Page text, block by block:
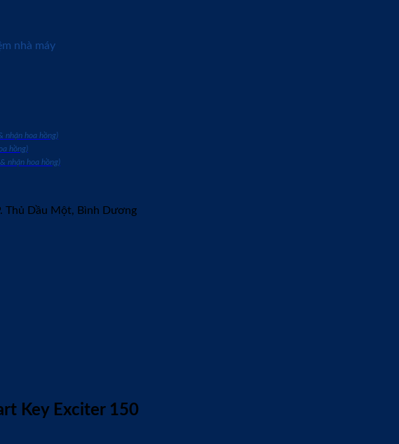
nhà máy
nhận hoa hồng)
hồng)
nhận hoa hồng)
Thủ Dầu Một, Bình Dương
Key Exciter 150